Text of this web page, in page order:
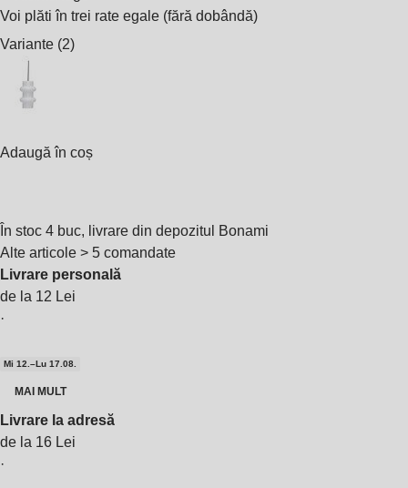
Voi plăti în trei rate egale (fără dobândă)
Variante (2)
Adaugă în coș
În stoc 4 buc, livrare din depozitul Bonami
Alte articole > 5 comandate
Livrare personală
de la 12 Lei
·
Mi 12.–Lu 17.08.
MAI MULT
Livrare la adresă
de la 16 Lei
·